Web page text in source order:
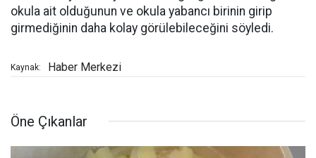
okula ait olduğunun ve okula yabancı birinin girip
girmediğinin daha kolay görülebileceğini söyledi.
Kaynak: Haber Merkezi
Öne Çıkanlar